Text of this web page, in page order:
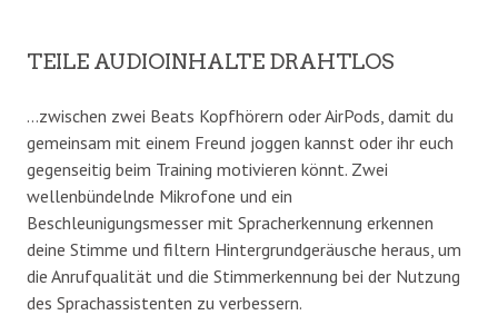
TEILE AUDIOINHALTE DRAHTLOS
…zwischen zwei Beats Kopfhörern oder AirPods, damit du
gemeinsam mit einem Freund joggen kannst oder ihr euch
gegenseitig beim Training motivieren könnt. Zwei
wellenbündelnde Mikrofone und ein
Beschleunigungsmesser mit Spracherkennung erkennen
deine Stimme und filtern Hintergrundgeräusche heraus, um
die Anrufqualität und die Stimmerkennung bei der Nutzung
des Sprachassistenten zu verbessern.